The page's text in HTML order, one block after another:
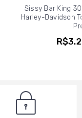
Sissy Bar King
Harley-Davidson